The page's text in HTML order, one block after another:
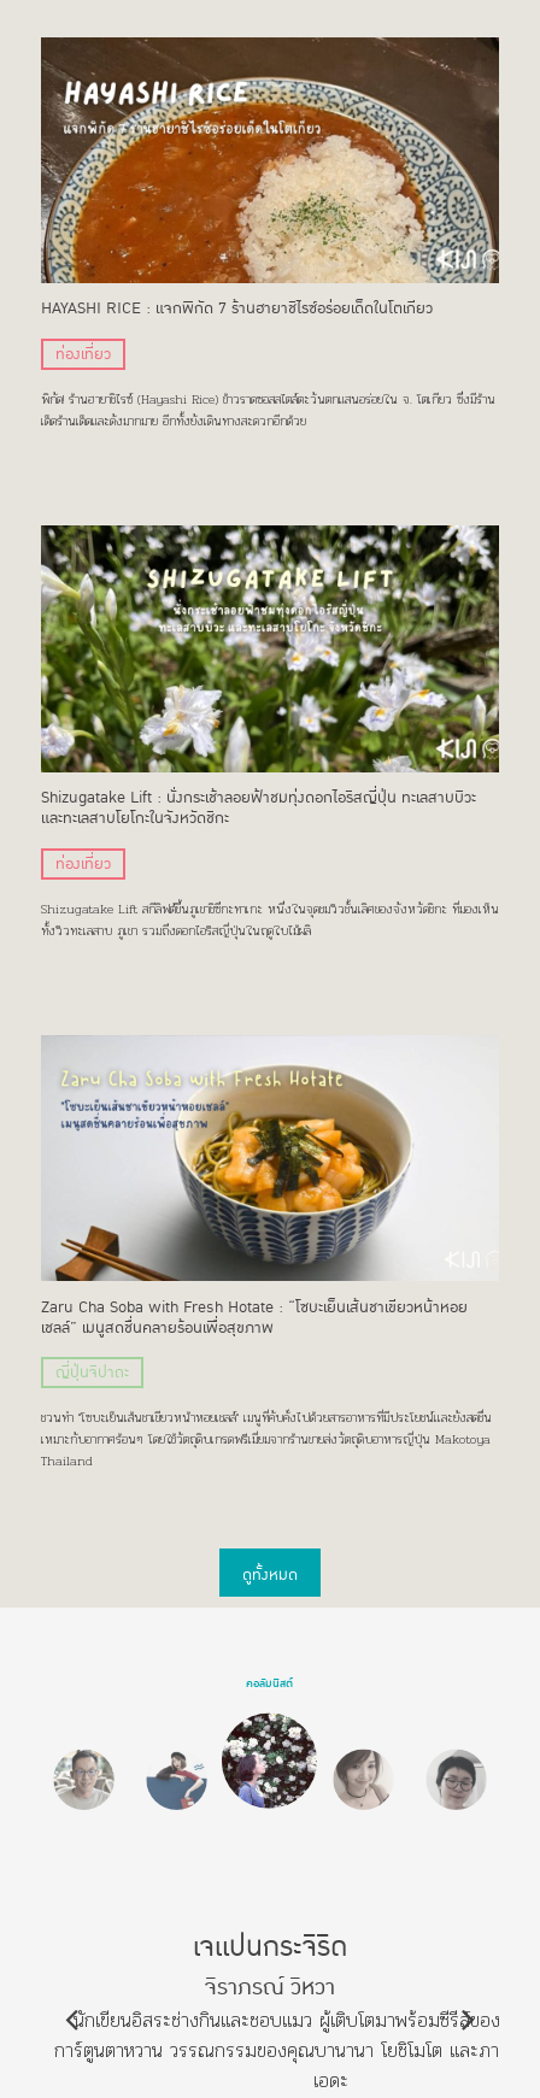
HAYASHI RICE : แจกพิกัด 7 ร้านฮายาชิไรซ์อร่อยเด็ดในโตเกียว
ท่องเที่ยว
พิกัด! ร้านฮายาชิไรซ์ (Hayashi Rice) ข้าวราดซอสสไตล์ตะวันตกแสนอร่อยใน จ. โตเกียว ซึ่งมีร้าน
เด็ดร้านเด็ดและดังมากมาย อีกทั้งยังเดินทางสะดวกอีกด้วย
Shizugatake Lift : นั่งกระเช้าลอยฟ้าชมทุ่งดอกไอริสญี่ปุ่น ทะเลสาบบิวะ
และทะเลสาบโยโกะในจังหวัดชิกะ
ท่องเที่ยว
Shizugatake Lift สกีลิฟต์ขึ้นภูเขาชิซึกะทาเกะ หนึ่งในจุดชมวิวชั้นเลิศของจังหวัดชิกะ ที่มองเห็น
ทั้งวิวทะเลสาบ ภูเขา รวมถึงดอกไอริสญี่ปุ่นในฤดูใบไม้ผลิ
Zaru Cha Soba with Fresh Hotate : “โซบะเย็นเส้นชาเขียวหน้าหอย
เชลล์” เมนูสดชื่นคลายร้อนเพื่อสุขภาพ
ญี่ปุ่นจิปาถะ
ชวนทำ "โซบะเย็นเส้นชาเขียวหน้าหอยเชลล์" เมนูที่คับคั่งไปด้วยสารอาหารที่มีประโยชน์เเละยังสดชื่น
เหมาะกับอากาศร้อนๆ โดยใช้วัตถุดิบเกรดพรีเมี่ยมจากร้านขายส่งวัตถุดิบอาหารญี่ปุ่น Makotoya
Thailand
ดูทั้งหมด
คอลัมนิสต์
เจแปนกระจิริด
จิราภรณ์ วิหวา
นักเขียนอิสระช่างกินและชอบแมว ผู้เติบโตมาพร้อมซีรีส์ของคุณ
การ์ตูนตาหวาน วรรณกรรมของคุณบานานา โยชิโมโต และภาพย
เอดะ